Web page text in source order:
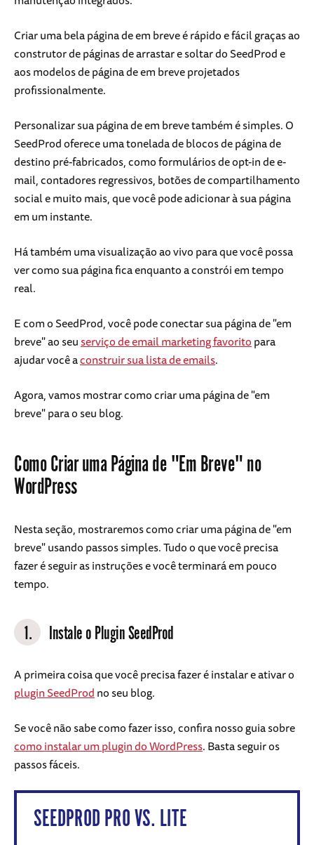
Criar uma bela página de em breve é rápido e fácil graças ao
construtor de páginas de arrastar e soltar do SeedProd e
aos modelos de página de em breve projetados
profissionalmente.
Personalizar sua página de em breve também é simples. O
SeedProd oferece uma tonelada de blocos de página de
destino pré-fabricados, como formulários de opt-in de e-
mail, contadores regressivos, botões de compartilhamento
social e muito mais, que você pode adicionar à sua página
em um instante.
Há também uma visualização ao vivo para que você possa
ver como sua página fica enquanto a constrói em tempo
real.
E com o SeedProd, você pode conectar sua página de "em
breve" ao seuserviço de email marketing favoritopara
ajudar você aconstruir sua lista de emails.
Agora, vamos mostrar como criar uma página de "em
breve" para o seu blog.
Como Criar uma Página de "Em Breve" no
WordPress
Nesta seção, mostraremos como criar uma página de "em
breve" usando passos simples. Tudo o que você precisa
fazer é seguir as instruções e você terminará em pouco
tempo.
1. Instale o Plugin SeedProd
A primeira coisa que você precisa fazer é instalar e ativar o
plugin SeedProdno seu blog.
Se você não sabe como fazer isso, confira nosso guia sobre
como instalar um plugin do WordPress. Basta seguir os
passos fáceis.
SEEDPROD PRO VS. LITE